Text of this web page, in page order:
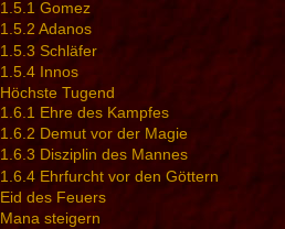
1.5.1 Gomez
1.5.2 Adanos
1.5.3 Schläfer
1.5.4
Innos
Höchste Tugend
1.6.1 Ehre des Kampfes
1.6.2 Demut vor der Magie
1.6.3 Disziplin des Mannes
1.6.4 Ehrfurcht vor den Göttern
Eid des Feuers
Mana steigern